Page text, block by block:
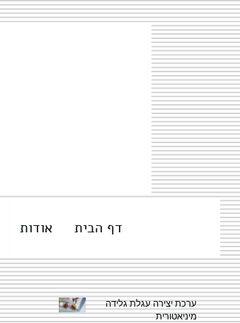
דף הבית אודות
ערכת יצירה עגלת גלידה
מיניאטורית